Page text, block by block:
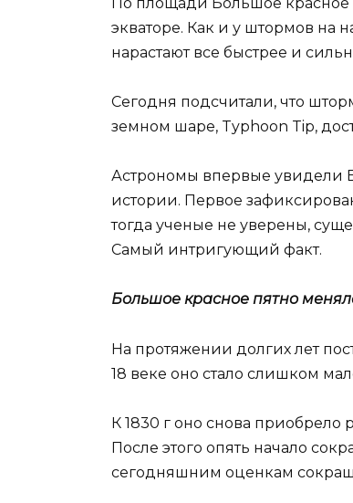
экваторе. Как и у штормов на
нарастают все быстрее и
Сегодня подсчитали, что
земном шаре, Typhoon Tip,
Астрономы впервые увидели
истории. Первое
тогда ученые не уверены,
Самый интригующий факт.
Большое красное пятно
На протяжении долгих лет
18 веке оно стало слишком
К 1830 г оно снова приобрело
После этого опять начало
сегодняшним оценкам